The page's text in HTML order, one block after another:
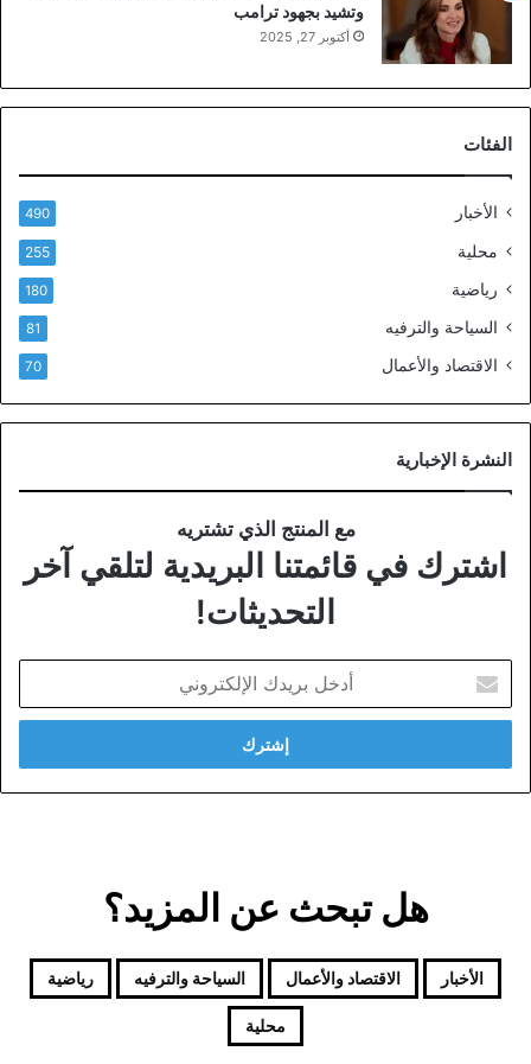
وتشيد بجهود ترامب
أكتوبر 27, 2025
الفئات
الأخبار 490
محلية 255
رياضية 180
السياحة والترفيه 81
الاقتصاد والأعمال 70
النشرة الإخبارية
مع المنتج الذي تشتريه
اشترك في قائمتنا البريدية لتلقي آخر
التحديثات!
بريدك
الإلكتروني
هل تبحث عن المزيد؟
الأخبار الاقتصاد والأعمال السياحة والترفيه رياضية
محلية